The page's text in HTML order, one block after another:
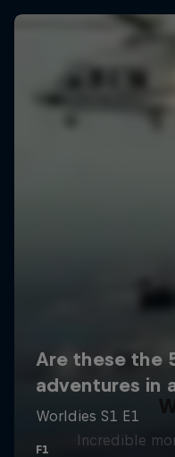
Incredible